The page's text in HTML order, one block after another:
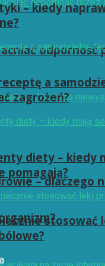
odporność
– dlaczego
– kiedy
a
zagrożeń?
diety – kiedy
pomagają?
stosować